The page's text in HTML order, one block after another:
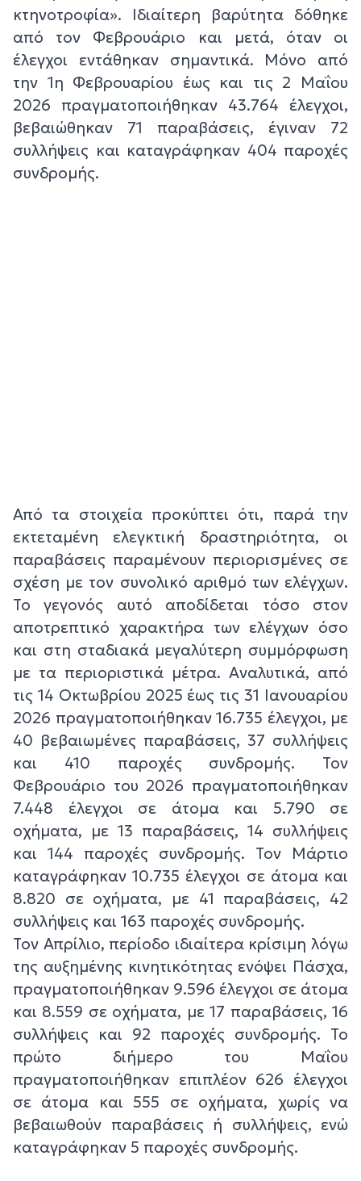
κτηνοτροφία». Ιδιαίτερη βαρύτητα δόθηκε
από τον Φεβρουάριο και μετά, όταν οι
έλεγχοι εντάθηκαν σημαντικά. Μόνο από
την 1η Φεβρουαρίου έως και τις 2 Μαΐου
2026 πραγματοποιήθηκαν 43.764 έλεγχοι,
βεβαιώθηκαν 71 παραβάσεις, έγιναν 72
συλλήψεις και καταγράφηκαν 404 παροχές
συνδρομής.
Από τα στοιχεία προκύπτει ότι, παρά την
εκτεταμένη ελεγκτική δραστηριότητα, οι
παραβάσεις παραμένουν περιορισμένες σε
σχέση με τον συνολικό αριθμό των ελέγχων.
Το γεγονός αυτό αποδίδεται τόσο στον
αποτρεπτικό χαρακτήρα των ελέγχων όσο
και στη σταδιακά μεγαλύτερη συμμόρφωση
με τα περιοριστικά μέτρα. Αναλυτικά, από
τις 14 Οκτωβρίου 2025 έως τις 31 Ιανουαρίου
2026 πραγματοποιήθηκαν 16.735 έλεγχοι, με
40 βεβαιωμένες παραβάσεις, 37 συλλήψεις
και 410 παροχές συνδρομής. Τον
Φεβρουάριο του 2026 πραγματοποιήθηκαν
7.448 έλεγχοι σε άτομα και 5.790 σε
οχήματα, με 13 παραβάσεις, 14 συλλήψεις
και 144 παροχές συνδρομής. Τον Μάρτιο
καταγράφηκαν 10.735 έλεγχοι σε άτομα και
8.820 σε οχήματα, με 41 παραβάσεις, 42
συλλήψεις και 163 παροχές συνδρομής.
Τον Απρίλιο, περίοδο ιδιαίτερα κρίσιμη λόγω
της αυξημένης κινητικότητας ενόψει Πάσχα,
πραγματοποιήθηκαν 9.596 έλεγχοι σε άτομα
και 8.559 σε οχήματα, με 17 παραβάσεις, 16
συλλήψεις και 92 παροχές συνδρομής. Το
πρώτο διήμερο του Μαΐου
πραγματοποιήθηκαν επιπλέον 626 έλεγχοι
σε άτομα και 555 σε οχήματα, χωρίς να
βεβαιωθούν παραβάσεις ή συλλήψεις, ενώ
καταγράφηκαν 5 παροχές συνδρομής.